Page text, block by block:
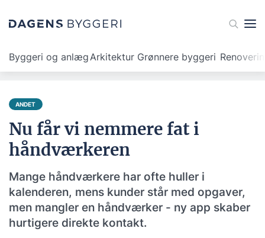
Byggeri og anlægArkitektur Grønnere byggeri
ANDET
Nu får vi nemmere fat i
håndværkeren
Mange håndværkere har ofte huller i
kalenderen, mens kunder står med opgaver,
men mangler en håndværker - ny app skaber
hurtigere direkte kontakt.